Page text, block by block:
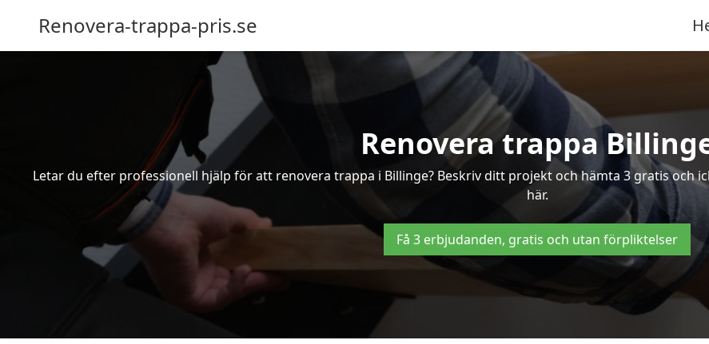
Renovera-trappa-pris.se
Renovera trappa
Letar du efter professionell hjälp för att renovera trappa i Billinge? Beskriv ditt projekt och hämta 3 gratis och
här.
Få 3 erbjudanden, gratis och utan förpliktelser